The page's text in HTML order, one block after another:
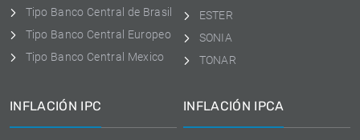
Tipo Banco Central de Brasil
Tipo Banco Central Europeo
Tipo Banco Central Mexico
ESTER
SONIA
TONAR
INFLACIÓN IPC INFLACIÓN IPCA